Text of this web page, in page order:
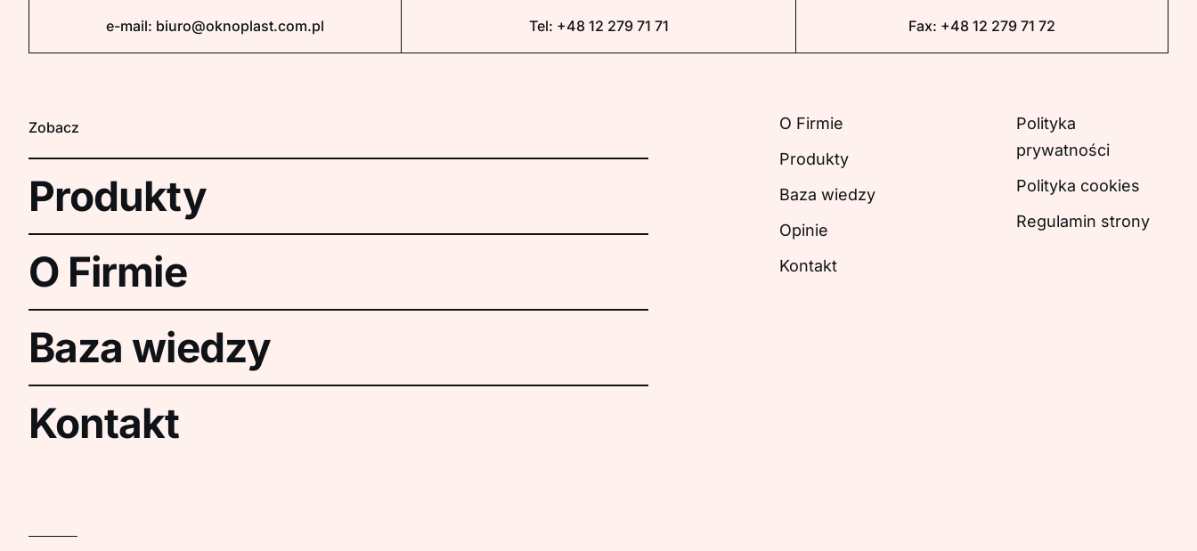
e-mail: biuro@oknoplast.com.pl Tel: +48 12 279 71 71 Fax: +48 12 279 71 72
Zobacz
Produkty
O Firmie
Baza wiedzy
Kontakt
O Firmie
Produkty
Baza wiedzy
Opinie
Kontakt
Polityka
prywatności
Polityka cookies
Regulamin strony